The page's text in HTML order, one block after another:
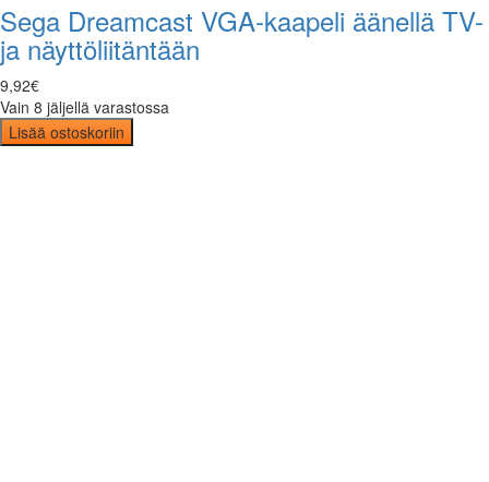
Sega Dreamcast VGA-kaapeli äänellä TV-
ja näyttöliitäntään
9,92€
Vain 8 jäljellä varastossa
Lisää ostoskoriin